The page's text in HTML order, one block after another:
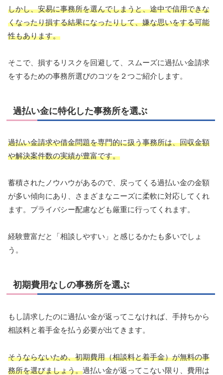
しかし、安易に事務所を選んでしまうと、途中で信用できな
くなったり損する結果になったりして、嫌な思いをする可能
性もあります。
そこで、損するリスクを回避して、スムーズに過払い金請求
をするための事務所選びのコツを２つご紹介します。
過払い金に特化した事務所を選ぶ
過払い金請求や借金問題を専門的に扱う事務所は、回収金額
や解決案件数の実績が豊富です。
蓄積されたノウハウがあるので、戻ってくる過払い金の金額
が多い傾向にあり、さまざまなニーズに柔軟に対応してくれ
ます。プライバシー配慮なども厳重に行ってくれます。
経験豊富だと「相談しやすい」と感じるかたも多いでしょ
う。
初期費用なしの事務所を選ぶ
もし請求したのに過払い金が返ってこなければ、手持ちから
相談料と着手金を払う必要が出てきます。
そうならないため、初期費用（相談料と着手金）が無料の事
務所を選びましょう。過払い金が返ってこない限り、費用は